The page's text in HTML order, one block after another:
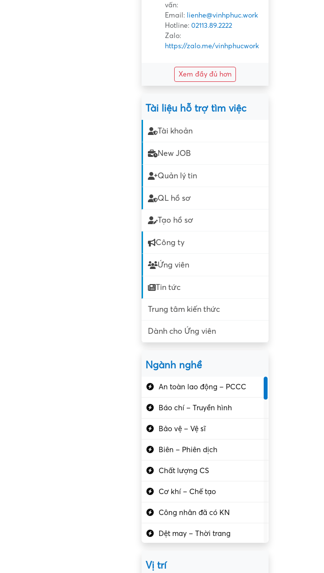
vấn:
Email: lienhe@vinhphuc.work
Hotline: 02113.89.2222
Zalo:
https://zalo.me/vinhphucwork
Xem đầy đủ hơn
Tài liệu hỗ trợ tìm việc
Tài khoản
New JOB
Quản lý tin
QL hồ sơ
Tạo hồ sơ
Công ty
Ứng viên
Tin tức
Trung tâm kiến thức
Dành cho Ứng viên
Ngành nghề
An toàn lao động – PCCC
Báo chí – Truyền hình
Bảo vệ – Vệ sĩ
Biên – Phiên dịch
Chất lượng CS
Cơ khí – Chế tạo
Công nhân đã có KN
Dệt may – Thời trang
Vị trí